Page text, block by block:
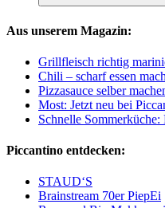
Aus unserem Magazin:
Grillfleisch richtig
Chili – scharf essen
Pizzasauce selber
Most: Jetzt neu bei
Schnelle
Piccantino entdecken:
STAUD‘S
Brainstream 70er PiepEi